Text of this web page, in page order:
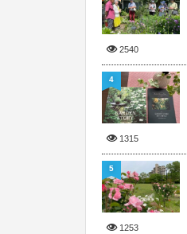
2540
1315
4
1253
5